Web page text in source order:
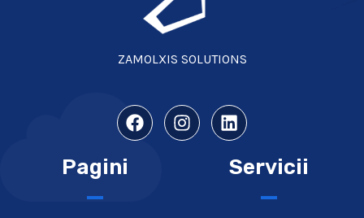
ZAMOLXIS SOLUTIONS
Pagini Servicii